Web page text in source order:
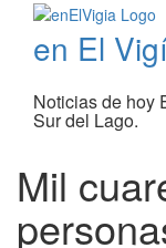
en El
Noticias de hoy
Sur del Lago.
Mil